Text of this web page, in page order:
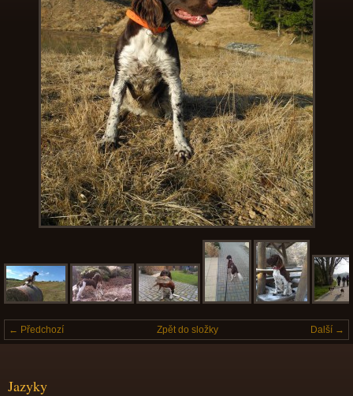
← Předchozí Další →
Zpět do složky
Jazyky